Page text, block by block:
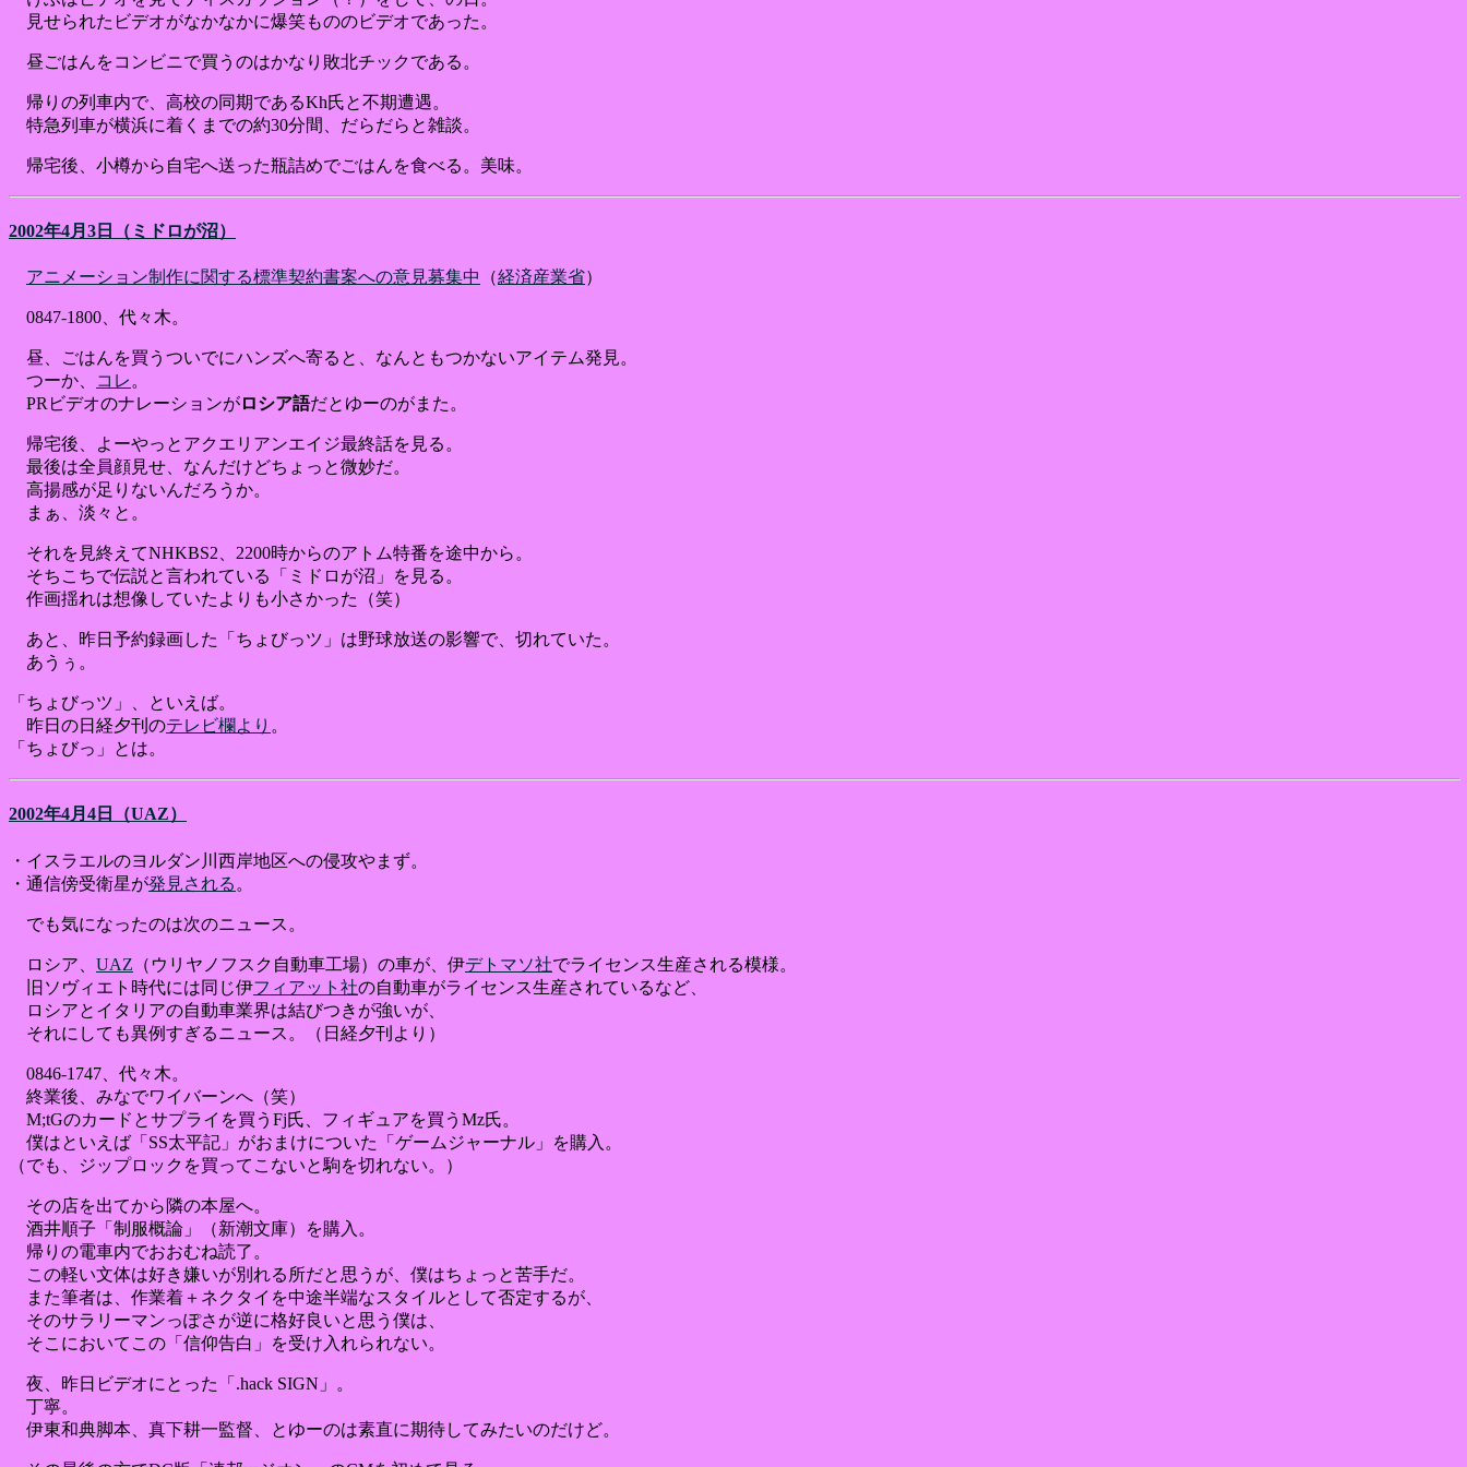
見せられたビデオがなかなかに爆笑もののビデオであった。
昼ごはんをコンビニで買うのはかなり敗北チックである。
帰りの列車内で、高校の同期であるKh氏と不期遭遇。
特急列車が横浜に着くまでの約30分間、だらだらと雑談。
帰宅後、小樽から自宅へ送った瓶詰めでごはんを食べる。美味。
2002年4月3日（ミドロが沼）
アニメーション制作に関する標準契約書案への意見募集中 （経済産業省）
0847-1800、代々木。
昼、ごはんを買うついでにハンズへ寄ると、なんともつかないアイテム発見。
つーか、
コレ 。
PRビデオのナレーションがロシア語だとゆーのがまた。
帰宅後、よーやっとアクエリアンエイジ最終話を見る。
最後は全員顔見せ、なんだけどちょっと微妙だ。
高揚感が足りないんだろうか。
まぁ、淡々と。
それを見終えてNHKBS2、2200時からのアトム特番を途中から。
そちこちで伝説と言われている「ミドロが沼」を見る。
作画揺れは想像していたよりも小さかった（笑）
あと、昨日予約録画した「ちょびっツ」は野球放送の影響で、切れていた。
あうぅ。
「ちょびっツ」、といえば。
昨日の日経夕刊のテレビ欄より 。
「ちょびっ」とは。
2002年4月4日（UAZ）
・イスラエルのヨルダン川西岸地区への侵攻やまず。
・通信傍受衛星が発見される 。
でも気になったのは次のニュース。
ロシア、 UAZ （ウリヤノフスク自動車工場）の車が、伊デトマソ社でライセンス生産される模様。
旧ソヴィエト時代には同じ伊フィアット社の自動車がライセンス生産されているなど、
ロシアとイタリアの自動車業界は結びつきが強いが、
それにしても異例すぎるニュース。（日経夕刊より）
0846-1747、代々木。
終業後、みなでワイバーンへ（笑）
M;tGのカードとサプライを買うFj氏、フィギュアを買うMz氏。
僕はといえば「SS太平記」がおまけについた「ゲームジャーナル」を購入。
（でも、ジップロックを買ってこないと駒を切れない。）
その店を出てから隣の本屋へ。
酒井順子「制服概論」（新潮文庫）を購入。
帰りの電車内でおおむね読了。
この軽い文体は好き嫌いが別れる所だと思うが、僕はちょっと苦手だ。
また筆者は、作業着＋ネクタイを中途半端なスタイルとして否定するが、
そのサラリーマンっぽさが逆に格好良いと思う僕は、
そこにおいてこの「信仰告白」を受け入れられない。
夜、昨日ビデオにとった「.hack SIGN」。
丁寧。
伊東和典脚本、真下耕一監督、とゆーのは素直に期待してみたいのだけど。